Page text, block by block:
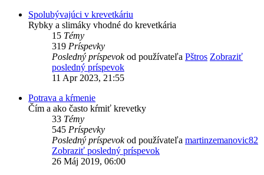
Spolubývajúci v krevetkáriu
Rybky a slimáky vhodné do krevetkária
15 Témy
319 Príspevky
Posledný príspevokod používateľa Pštros Zobraziť
posledný príspevok
11 Apr 2023, 21:55
Potrava a kŕmenie
Čím a ako často kŕmiť krevetky
33 Témy
545 Príspevky
Posledný príspevokod používateľa martinzemanovic82
Zobraziť posledný príspevok
26 Máj 2019, 06:00